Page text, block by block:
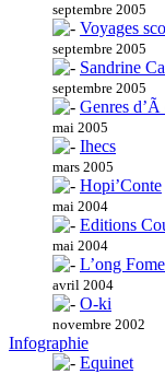
septembre 2005
Voyages
septembre 2005
Sandrine
septembre 2005
Genres
mai 2005
Ihecs
mars 2005
Hopi’Conte
mai 2004
Editions
mai 2004
L’ong
avril 2004
O-ki
novembre 2002
Infographie
Equinet